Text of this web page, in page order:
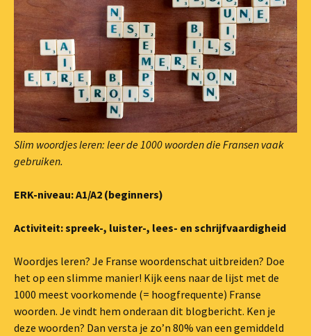
Slim woordjes leren: leer de 1000 woorden die Fransen vaak
gebruiken.
ERK-niveau: A1/A2 (beginners)
Activiteit: spreek-, luister-, lees- en schrijfvaardigheid
Woordjes leren? Je Franse woordenschat uitbreiden? Doe
het op een slimme manier! Kijk eens naar de lijst met de
1000 meest voorkomende (= hoogfrequente) Franse
woorden. Je vindt hem onderaan dit blogbericht. Ken je
deze woorden? Dan versta je zo’n 80% van een gemiddeld